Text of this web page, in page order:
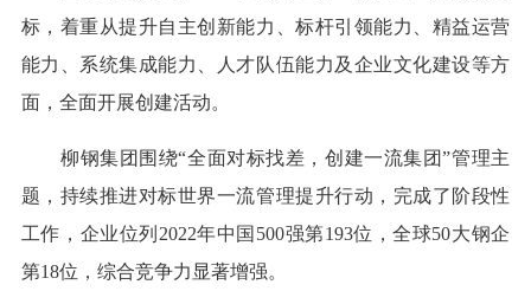
标，着重从提升自主创新能力、标杆引领能力、精益运营
能力、系统集成能力、人才队伍能力及企业文化建设等方
面，全面开展创建活动。
柳钢集团围绕“全面对标找差，创建一流集团”管理主
题，持续推进对标世界一流管理提升行动，完成了阶段性
工作，企业位列2022年中国500强第193位，全球50大钢企
第18位，综合竞争力显著增强。